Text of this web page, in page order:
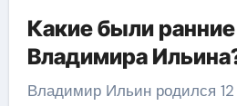
Какие были
Владимира
Владимир Ильин родился